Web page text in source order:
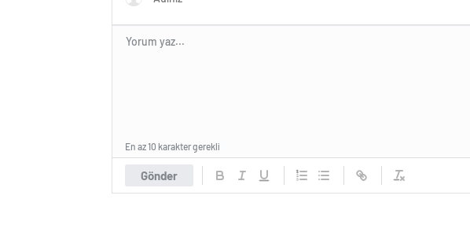
Gönder
En az 10 karakter gerekli